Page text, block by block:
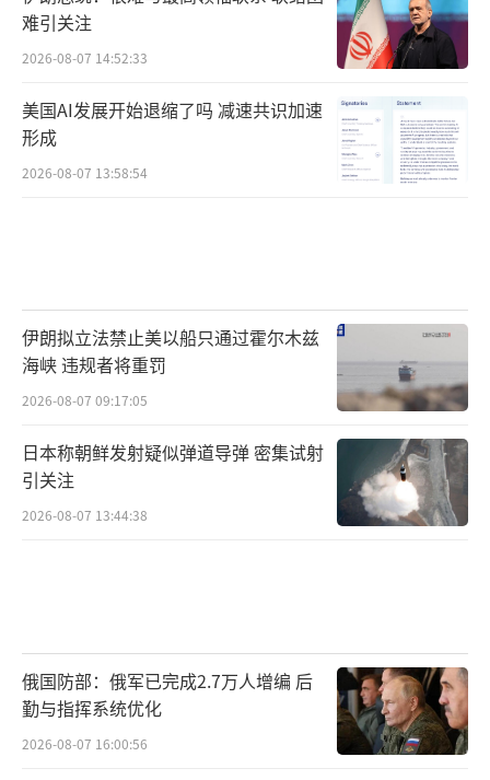
难引关注
2026-08-07 14:52:33
美国AI发展开始退缩了吗 减速共识加速
形成
2026-08-07 13:58:54
伊朗拟立法禁止美以船只通过霍尔木兹
海峡 违规者将重罚
2026-08-07 09:17:05
日本称朝鲜发射疑似弹道导弹 密集试射
引关注
2026-08-07 13:44:38
俄国防部：俄军已完成2.7万人增编 后
勤与指挥系统优化
2026-08-07 16:00:56